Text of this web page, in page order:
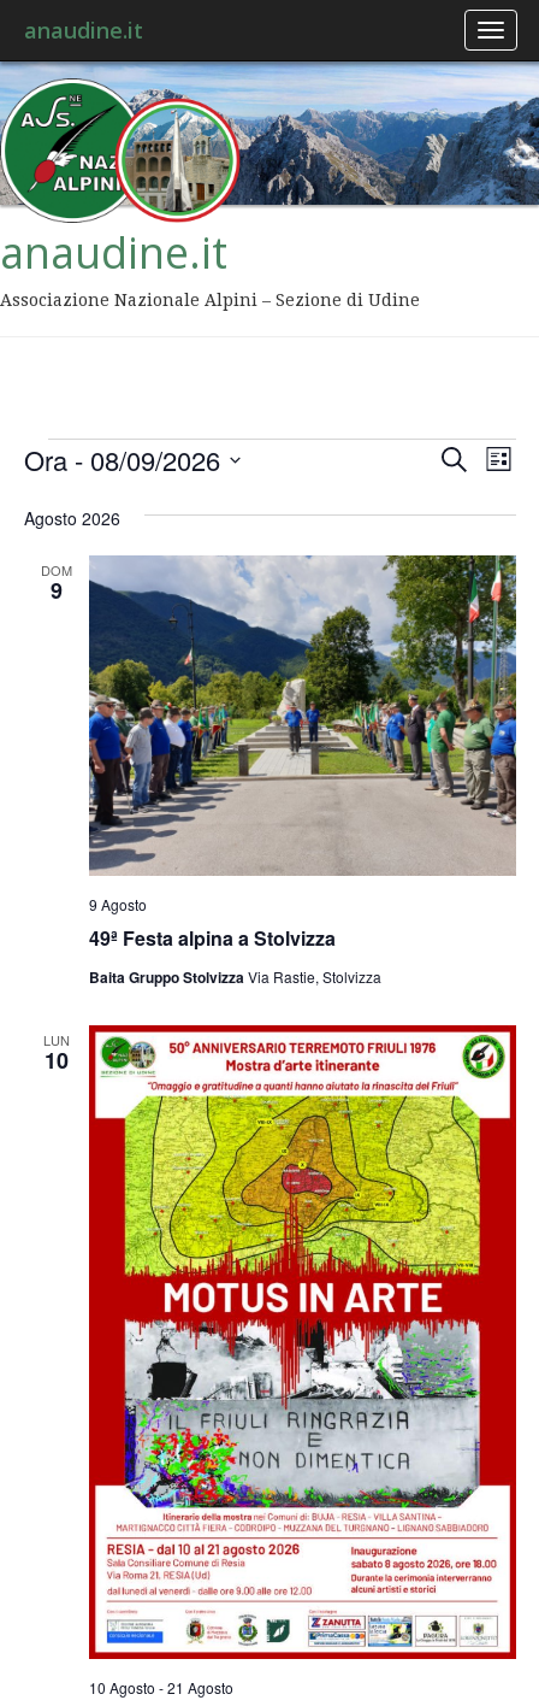
anaudine.it
anaudine.it
Associazione Nazionale Alpini – Sezione di Udine
viste
Cerca
Lista
Ora - 08/09/2026
la
Agosto 2026
DOM
9
49ª Festa alpina a Stolvizza
9 Agosto
Baita Gruppo StolvizzaVia Rastie, Stolvizza
LUN
10
10 Agosto -21 Agosto